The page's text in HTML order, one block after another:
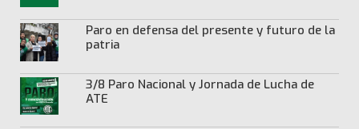
Paro en defensa del presente y futuro de la
patria
3/8 Paro Nacional y Jornada de Lucha de
ATE